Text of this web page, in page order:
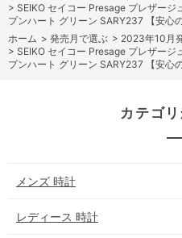
> SEIKO セイコー Presage プレザー
プンハート グリーン SARY237 【安心
ホーム > 発売月で選ぶ > 2023年10月
> SEIKO セイコー Presage プレザー
プンハート グリーン SARY237 【安心
カテゴ
メンズ 時計
レディース 時計